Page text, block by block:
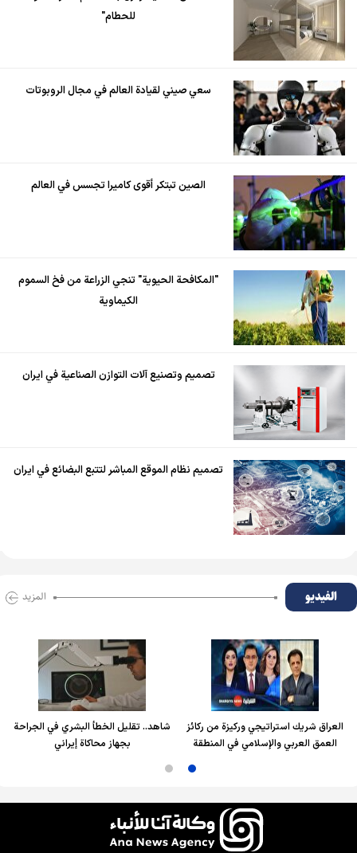
للحطام"
سعي صيني لقيادة العالم في مجال الروبوتات
الصين تبتكر أقوى كاميرا تجسس في العالم
"المكافحة الحيوية" تنجي الزراعة من فخ السموم
الكيماوية
تصميم وتصنيع آلات التوازن الصناعية في ايران
تصميم نظام الموقع المباشر لتتبع البضائع في ايران
الفیدیو المزید
العراق شريك استراتيجي وركيزة من ركائز
العمق العربي والإسلامي في المنطقة
شاهد.. تقليل الخطأ البشري في الجراحة
بجهاز محاكاة إيراني